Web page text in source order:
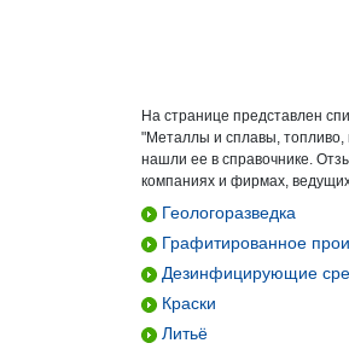
На странице представлен
"Металлы и сплавы, топливо,
нашли ее в справочнике.
компаниях и фирмах,
Геологоразведка
Графитированное
Дезинфицирующие
Краски
Литьё